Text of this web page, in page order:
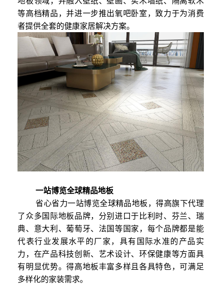
等高档精品，并进一步推出氧吧卧室，致力于为消费
者提供全套的健康家居解决方案。
一站博览全球精品地板
省心省力一站博览全球精品地板，得高旗下代理
了众多国际地板品牌，分别进口于比利时、芬兰、瑞
典、意大利、葡萄牙、法国等国家，每个品牌都是能
代表行业发展水平的厂家，具有国际水准的产品实
力，在产品科技创新、艺术设计、环保健康等方面具
有明显优势。得高地板丰富多样且各具特色，可满足
多样化的家装需求。